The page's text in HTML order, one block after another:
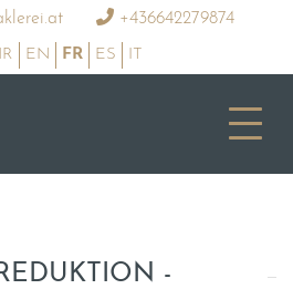
+436642279874
EN FR ES IT
-